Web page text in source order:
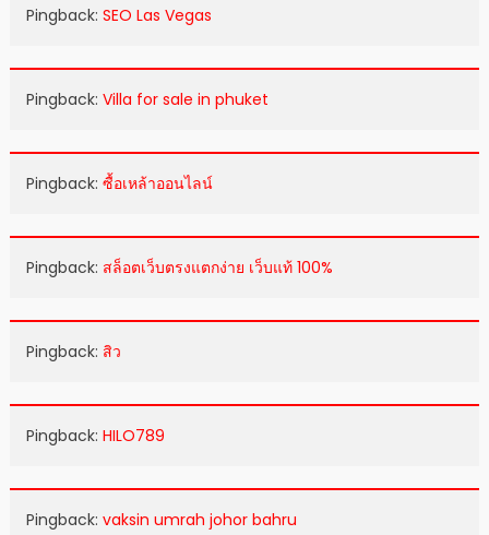
Pingback: SEO Las Vegas
Pingback: Villa for sale in phuket
Pingback: ซื้อเหล้าออนไลน์
Pingback: สล็อตเว็บตรงแตกง่าย เว็บแท้ 100%
Pingback: สิว
Pingback: HILO789
Pingback: vaksin umrah johor bahru